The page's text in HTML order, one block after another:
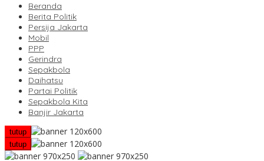
Beranda
Berita Politik
Persija Jakarta
Mobil
PPP
Gerindra
Sepakbola
Daihatsu
Partai Politik
Sepakbola Kita
Banjir Jakarta
tutup
tutup